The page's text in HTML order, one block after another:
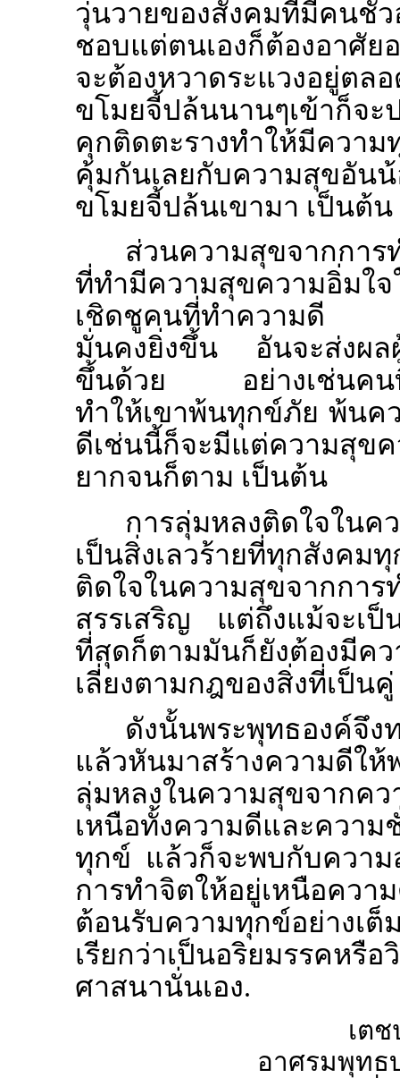
วุ่นวายของสังคมที่มีคน
ชอบแต่ตนเองก็ต้องอาศั
จะต้องหวาดระแวงอยู่ตล
ขโมยจี้ปล้นนานๆเข้าก็จ
คุกติดตะรางทำให้มีควา
คุ้มกันเลยกับความสุขอัน
ขโมยจี้ปล้นเขามา เป็นต้น
ส่วนความสุขจากกา
ที่ทำมีความสุขความอิ่มใ
เชิดชูคนที่ทำความดี แ
มั่นคงยิ่งขึ้น อันจะส่งผล
ขึ้นด้วย อย่างเช่นคนที่
ทำให้เขาพ้นทุกข์ภัย พ้นค
ดีเช่นนี้ก็จะมีแต่ความสุ
ยากจนก็ตาม เป็นต้น
การลุ่มหลงติดใจในค
เป็นสิ่งเลวร้ายที่ทุกสังค
ติดใจในความสุขจากกา
สรรเสริญ แต่ถึงแม้จะเป็
ที่สุดก็ตามมันก็ยังต้องมีค
เลี่ยงตามกฎของสิ่งที่เป็นคู่
ดังนั้นพระพุทธองค์จึง
แล้วหันมาสร้างความดีใ
ลุ่มหลงในความสุขจาก
เหนือทั้งความดีและคว
ทุกข์ แล้วก็จะพบกับควา
การทำจิตให้อยู่เหนือควา
ต้อนรับความทุกข์อย่างเต็
เรียกว่าเป็นอริยมรรคหรื
ศาสนานั่นเอง.
เต
อาศรมพุทธ